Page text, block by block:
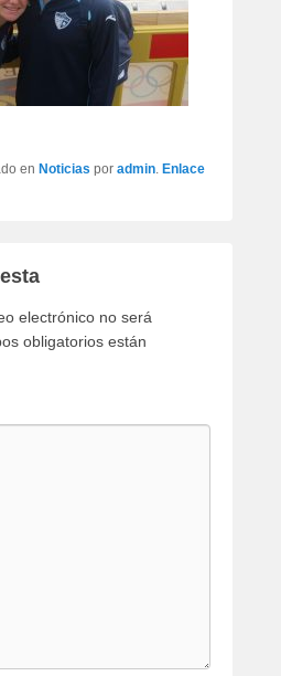
en Noticias por admin Enlace
electrónico no será
obligatorios están